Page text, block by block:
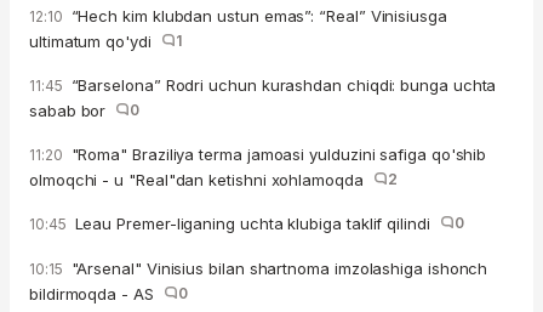
12:10 “Hech kim klubdan ustun emas”: “Real” Vinisiusga
ultimatum qo'ydi
1
11:45 “Barselona” Rodri uchun kurashdan chiqdi: bunga uchta
sabab bor
0
11:20 "Roma" Braziliya terma jamoasi yulduzini safiga qo'shib
olmoqchi - u "Real"dan ketishni xohlamoqda
2
10:45 Leau Premer-liganing uchta klubiga taklif qilindi 0
10:15 "Arsenal" Vinisius bilan shartnoma imzolashiga ishonch
bildirmoqda - AS
0